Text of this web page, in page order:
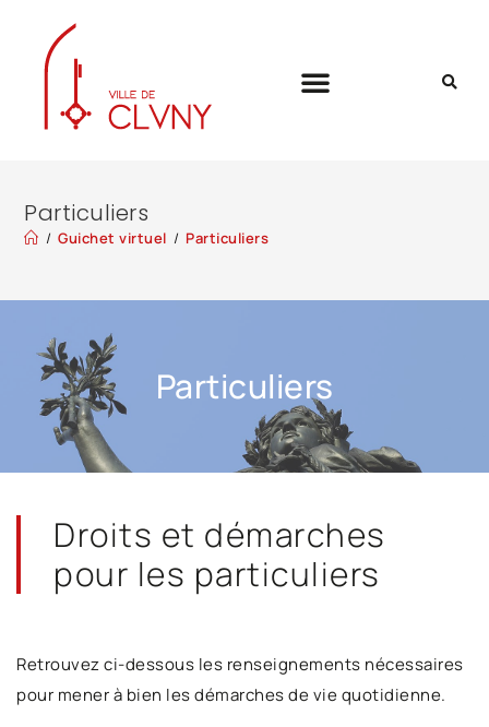
Particuliers
/ Guichet virtuel / Particuliers
Particuliers
Droits et démarches
pour les particuliers
Retrouvez ci-dessous les renseignements nécessaires
pour mener à bien les démarches de vie quotidienne.